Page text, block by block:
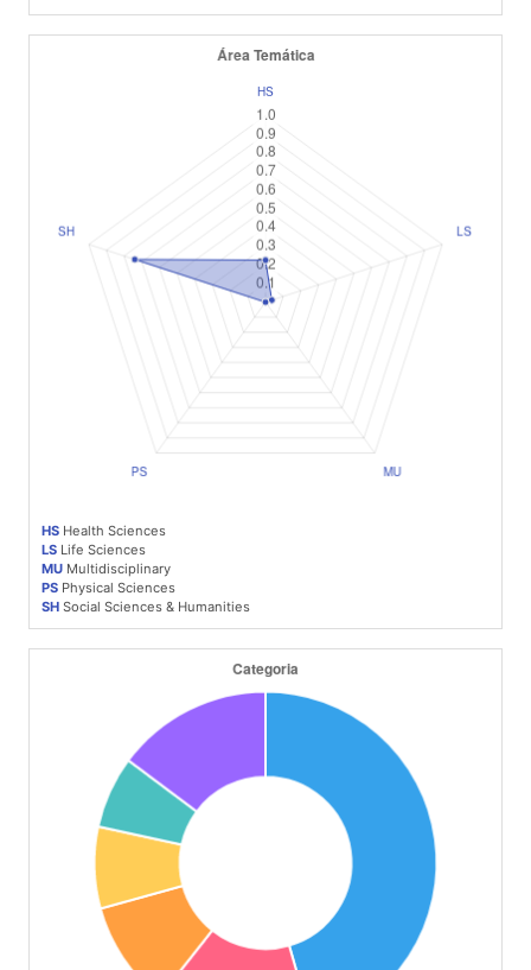
HS Health Sciences
LS Life Sciences
MU Multidisciplinary
PS Physical Sciences
SH Social Sciences & Humanities